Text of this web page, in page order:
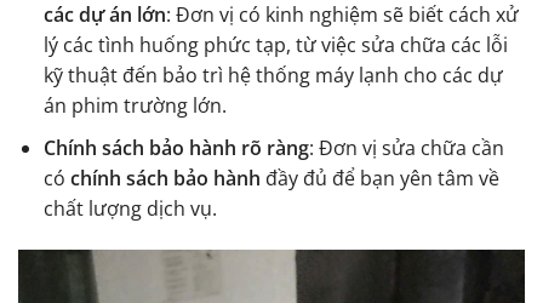
các dự án lớn: Đơn vị có kinh nghiệm sẽ biết cách xử
lý các tình huống phức tạp, từ việc sửa chữa các lỗi
kỹ thuật đến bảo trì hệ thống máy lạnh cho các dự
án phim trường lớn.
Chính sách bảo hành rõ ràng: Đơn vị sửa chữa cần
có chính sách bảo hành đầy đủ để bạn yên tâm về
chất lượng dịch vụ.